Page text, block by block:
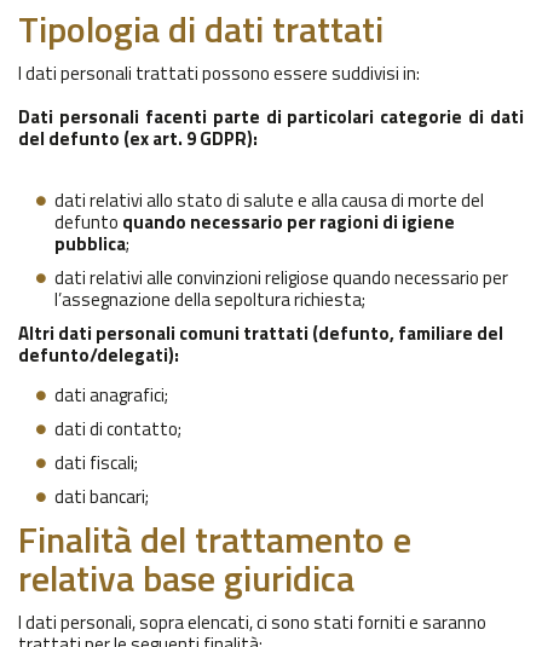
Tipologia di dati trattati
I dati personali trattati possono essere suddivisi in:
Dati personali facenti parte di particolari categorie di dati
del defunto (ex art. 9 GDPR):
dati relativi allo stato di salute e alla causa di morte del
defunto quando necessario per ragioni di igiene
pubblica;
dati relativi alle convinzioni religiose quando necessario per
l’assegnazione della sepoltura richiesta;
Altri dati personali comuni trattati (defunto, familiare del
defunto/delegati):
dati anagrafici;
dati di contatto;
dati fiscali;
dati bancari;
Finalità del trattamento e
relativa base giuridica
I dati personali, sopra elencati, ci sono stati forniti e saranno